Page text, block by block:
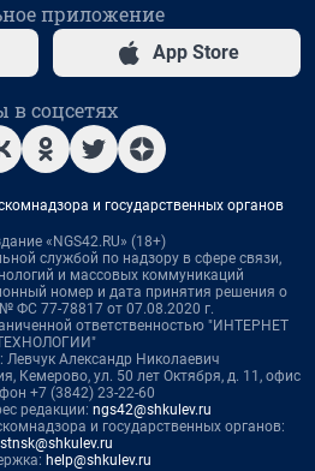
приложение
App Store
соцсетях
и государственных органов
«NGS42.RU» (18+)
службой по надзору в сфере связи,
и массовых коммуникаций
номер и дата принятия решения о
ФС 77-78817 от 07.08.2020 г.
ответственностью "ИНТЕРНЕТ
Левчук Александр Николаевич
Кемерово, ул. 50 лет Октября, д. 11, офис
+7 (3842) 23-22-60
редакции: ngs42@shkulev.ru
и государственных органов:
help@shkulev.ru